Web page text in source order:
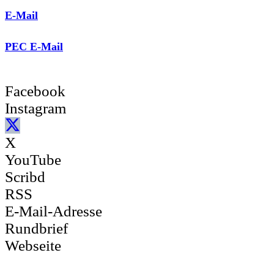
E-Mail
PEC E-Mail
Facebook
Instagram
X
YouTube
Scribd
RSS
E-Mail-Adresse
Rundbrief
Webseite